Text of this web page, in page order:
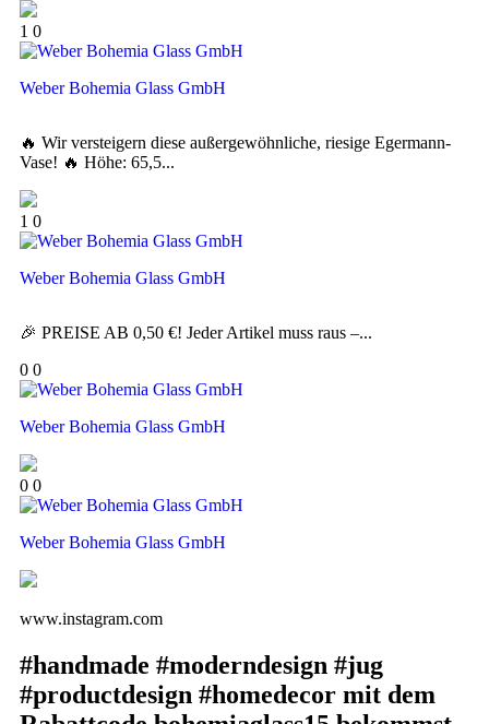
1 0
Weber Bohemia Glass GmbH
🔥 Wir versteigern diese außergewöhnliche, riesige Egermann-
Vase! 🔥 Höhe: 65,5...
1 0
Weber Bohemia Glass GmbH
🎉 PREISE AB 0,50 €! Jeder Artikel muss raus –...
0 0
Weber Bohemia Glass GmbH
0 0
Weber Bohemia Glass GmbH
www.instagram.com
#handmade #moderndesign #jug
#productdesign #homedecor mit dem